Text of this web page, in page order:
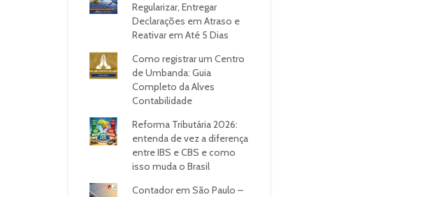
Regularizar, Entregar
Declarações em Atraso e
Reativar em Até 5 Dias
Como registrar um Centro
de Umbanda: Guia
Completo da Alves
Contabilidade
Reforma Tributária 2026:
entenda de vez a diferença
entre IBS e CBS e como
isso muda o Brasil
Contador em São Paulo –